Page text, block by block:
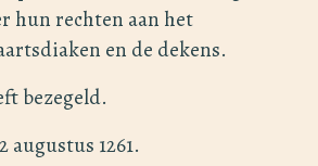
hun rechten aan het
en de dekens.
bezegeld.
augustus 1261.